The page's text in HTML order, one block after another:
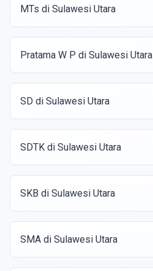
MTs di Sulawesi Utara
Pratama W P di Sulawesi Utara
SD di Sulawesi Utara
SDTK di Sulawesi Utara
SKB di Sulawesi Utara
SMA di Sulawesi Utara